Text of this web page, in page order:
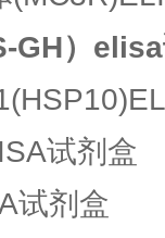
GH）
试剂盒
试剂盒